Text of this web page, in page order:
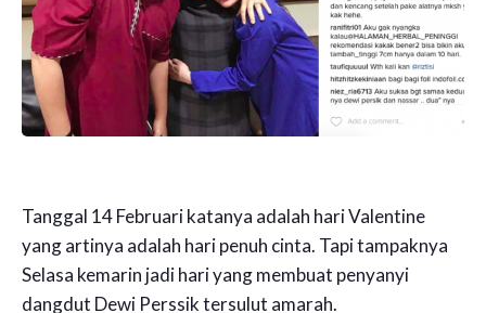
Tanggal 14 Februari katanya adalah hari Valentine
yang artinya adalah hari penuh cinta. Tapi tampaknya
Selasa kemarin jadi hari yang membuat penyanyi
dangdut Dewi Perssik tersulut amarah.